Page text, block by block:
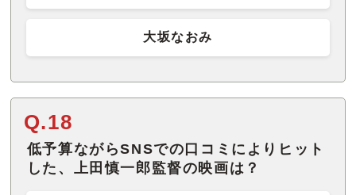
大坂なおみ
Q.18
低予算ながらSNSでの口コミによりヒット
した、上田慎一郎監督の映画は？